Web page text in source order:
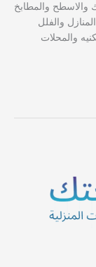
والاسطح والمطابخ
والفلل
والمحلات